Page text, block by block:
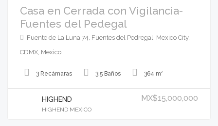
Casa en Cerrada con Vigilancia-
Fuentes del Pedegal
Fuente de La Luna 74, Fuentes del Pedregal, Mexico City,
CDMX, Mexico
3 Recámaras 3.5 Baños 364 m²
HIGHEND
HIGHEND MEXICO
MX$15,000,000